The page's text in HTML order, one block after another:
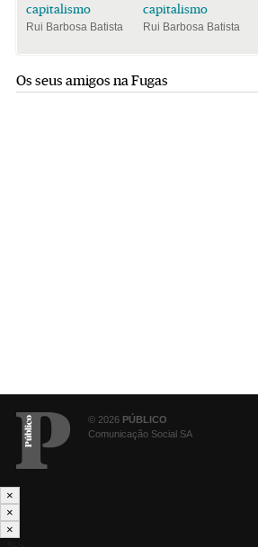
capitalismo
Rui Barbosa Batista
capitalismo
Rui Barbosa Batista
Os seus amigos na Fugas
© 2026 PÚBLICO
Comunicação Social SA
×
×
×